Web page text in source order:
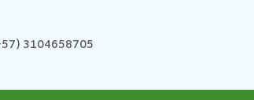
3104658705